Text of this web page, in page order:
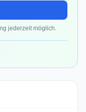
jederzeit möglich.